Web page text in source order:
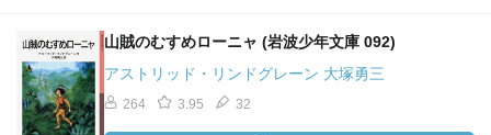
山賊のむすめローニャ (岩波少年文庫 092)
アストリッド・リンドグレーン 大塚勇三
264 3.95 32